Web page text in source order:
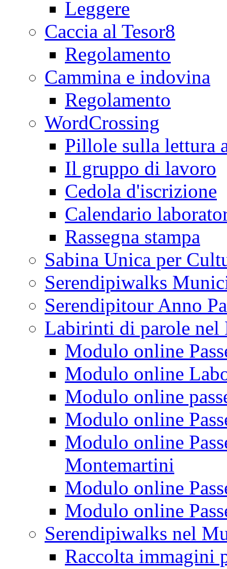
Leggere
Caccia al Tesor8
Regolamento
Cammina e indovina
Regolamento
WordCrossing
Pillole sulla lettura
Il gruppo di lavoro
Cedola d'iscrizione
Calendario
Rassegna stampa
Sabina Unica per
Serendipiwalks
Serendipitour Anno
Labirinti di parole
Modulo online
Modulo online
Modulo online
Modulo online
Modulo online
Montemartini
Modulo online
Modulo online
Serendipiwalks nel
Raccolta immagini